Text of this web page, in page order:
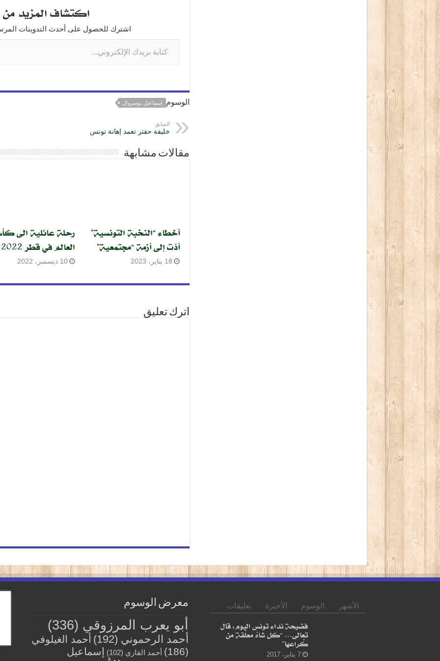
o
A
p
gr
a
e
n
اكتشاف المزيد من
اشترك للحصول على أحدث التدوينات
الوسوم إسماعيل بوسروال
السابق
خليفة حفتر تعمد إهانة تونس
مقالات مشابهة
أخطاء “النخبة التونسية”
أدّت إلى أزمة “مجتمعية”
18 يناير، 2023
رحلة عائلية الى
العالم في قطر 2022
10 ديسمبر، 2022
اترك تعليق
الأشهر الوسوم الأخيرة تعليقات
فضيحة نداء تونس اليوم، قال
تعالى… “كل شاهْ معلّقة من
كْراعها”
7 يناير، 2017
معرض الوسوم
أبو يعرب المرزوقي (336)
أحمد الرحموني (192)
أحمد الغيلوفي
(186)
أحمد القاري (102) إسماعيل